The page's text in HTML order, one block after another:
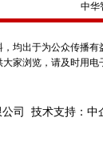
中华
均出于为公众传播
家浏览，请及时用
司 技术支持：